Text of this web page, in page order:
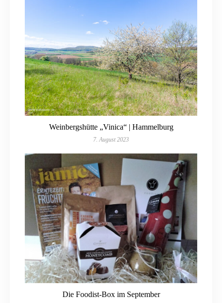
Weinbergshütte „Vinica“ | Hammelburg
7. August 2023
Die Foodist-Box im September